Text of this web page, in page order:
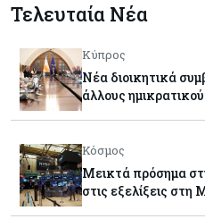
Τελευταία Νέα
Κύπρος
Νέα διοικητικά
άλλους
Κόσμος
Μεικτά πρόσημα
στις εξελίξεις